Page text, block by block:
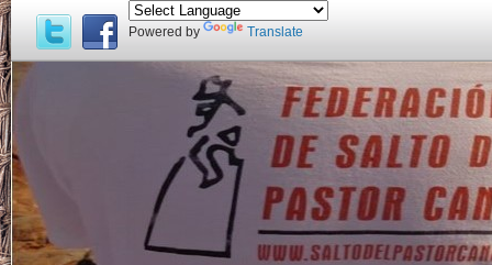
Powered by Translate